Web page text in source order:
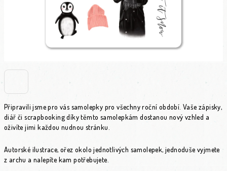
Připravili jsme pro vás samolepky pro všechny roční období. Vaše zápisky,
diář či scrapbooking díky těmto samolepkám dostanou nový vzhled a
oživíte jimi každou nudnou stránku.
Autorské ilustrace, ořez okolo jednotlivých samolepek, jednoduše vyjmete
z archu a nalepíte kam potřebujete.